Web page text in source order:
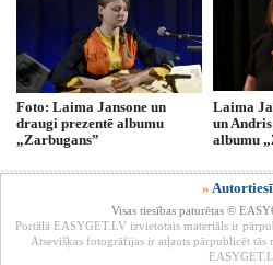
Foto: Laima Jansone un
draugi prezentē albumu
„Zarbugans”
Laima
un
albumu
»
Visas tiesības paturētas ©
Portālā EASYGET.LV izvietotais materiāls ir
Atsevišķas fotogrāfijas ir atļauts pārpublicēt